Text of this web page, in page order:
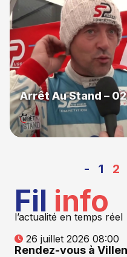
Arrêt Au Stand –
- 1 2
Fil info
l’actualité en temps réel
26 juillet 2026 08:00
Rendez-vous à